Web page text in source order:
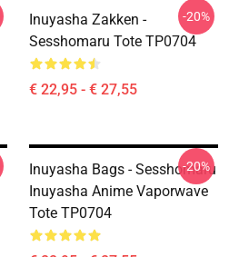
Inuyasha Zakken -
Sesshomaru Tote TP0704
€ 22,95 - € 27,55
-20%
Inuyasha Bags - Sesshomaru
Inuyasha Anime Vaporwave
Tote TP0704
-20%